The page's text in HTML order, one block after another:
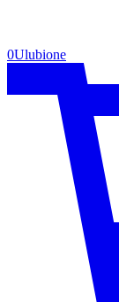
0Ulubione